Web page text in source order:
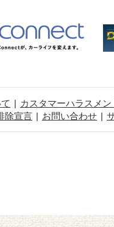
カスタマーハラスメ
除宣言
お問い合わせ